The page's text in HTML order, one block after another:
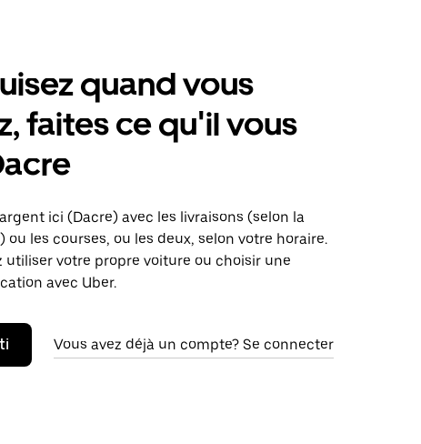
quand vous
faites ce qu'il vous
ici (Dacre) avec les livraisons (selon la
ou les courses, ou les deux, selon votre horaire.
utiliser votre propre voiture ou choisir une
avec Uber.
Vous avez déjà un compte? Se connecter